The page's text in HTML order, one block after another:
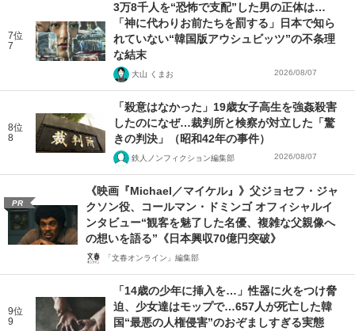
7位
7
3万8千人を“恐怖で支配”した男の正体は…
「神に代わりお前たちを罰する」日本で知ら
れていない“韓国版アウシュビッツ”の不条理
な結末
大山 くまお 2026/08/07
8位
8
「殺意はなかった」19歳女子高生を強姦殺害
したのになぜ…裁判所と検察が対立した「驚
きの判決」（昭和42年の事件）
鉄人ノンフィクション編集部 2026/08/07
PR
《映画『Michael／マイケル』》父ジョセフ・ジャ
クソン役、コールマン・ドミンゴ オフィシャルイ
ンタビュー“観客を魅了した名優、複雑な父親像へ
の想いを語る”《日本興収70億円突破》
「文春オンライン」編集部
9位
9
「14歳の少年に挿入を…」性器に火をつけ脅
迫、少女達はモップで…657人が死亡した韓
国“最悪の人権侵害”のおぞましすぎる実態